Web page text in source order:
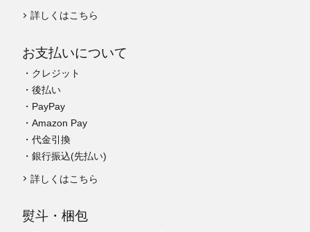
詳しくはこちら
お支払いについて
・クレジット
・後払い
・PayPay
・Amazon Pay
・代金引換
・銀行振込(先払い)
詳しくはこちら
熨斗・梱包